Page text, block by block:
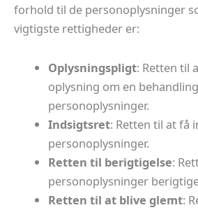
forhold til de personoplysninger
vigtigste rettigheder er:
Oplysningspligt: Retten til
oplysning om en
personoplysninger.
Indsigtsret: Retten til at få
personoplysninger.
Retten til berigtigelse:
personoplysninger
Retten til at blive glemt: